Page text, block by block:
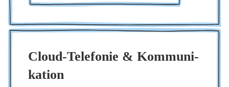
Cloud-Tele­fo­nie & Kom­mu­ni­
ka­ti­on